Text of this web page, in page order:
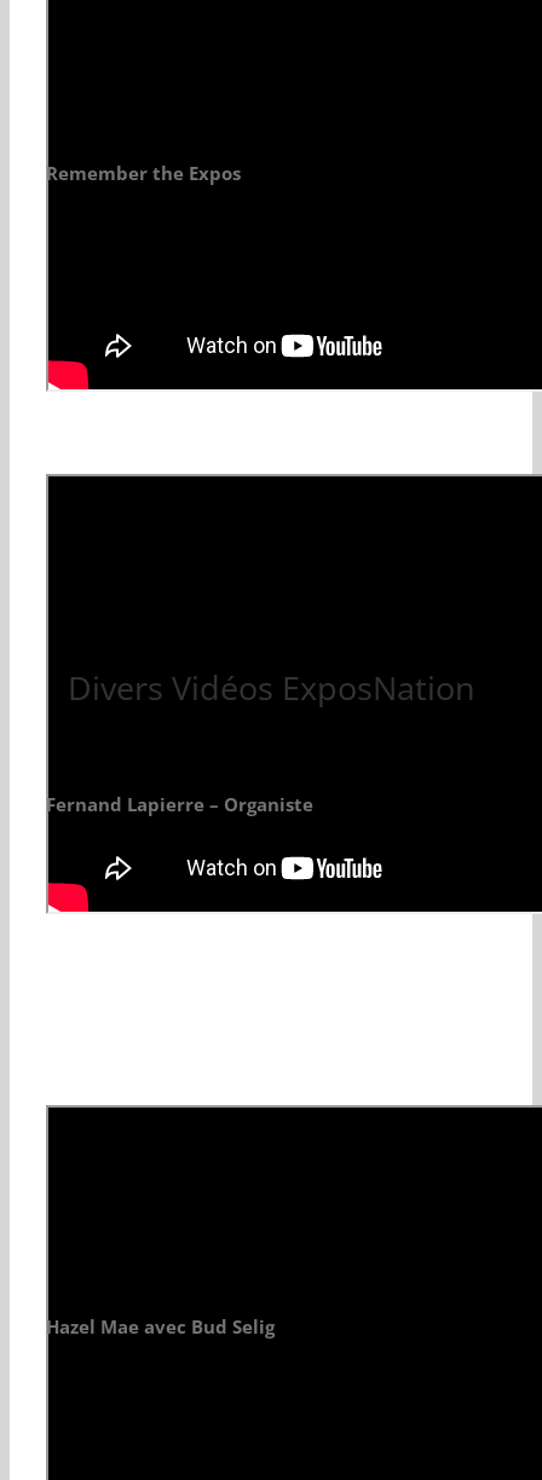
Remember the Expos
Divers Vidéos ExposNation
Fernand Lapierre – Organiste
Hazel Mae avec Bud Selig